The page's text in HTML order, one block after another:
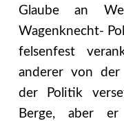
Glaube an
Wagenknecht-
felsenfest
anderer von der
der Politik
Berge, aber